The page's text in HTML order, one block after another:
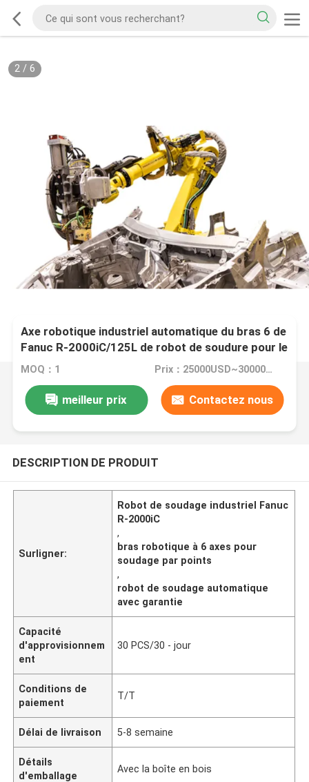
2/ 6
Axe robotique industriel automatique du bras 6 de
Fanuc R-2000iC/125L de robot de soudure pour le
robot de soudage par points
MOQ：1 Prix：25000USD~30000USD
meilleur prix Contactez nous
DESCRIPTION DE PRODUIT
Surligner:
Robot de soudage industriel Fanuc
R-2000iC
,
bras robotique à 6 axes pour
soudage par points
,
robot de soudage automatique
avec garantie
Capacité
d'approvisionnem
ent
30 PCS/30 - jour
Conditions de
paiement
T/T
Délai de livraison 5-8 semaine
Détails
d'emballage
Avec la boîte en bois